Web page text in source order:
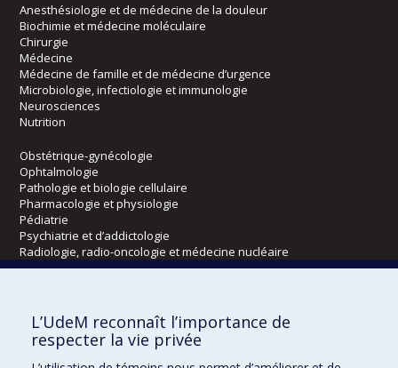
Anesthésiologie et de médecine de la douleur
Biochimie et médecine moléculaire
Chirurgie
Médecine
Médecine de famille et de médecine d’urgence
Microbiologie, infectiologie et immunologie
Neurosciences
Nutrition
Obstétrique-gynécologie
Ophtalmologie
Pathologie et biologie cellulaire
Pharmacologie et physiologie
Pédiatrie
Psychiatrie et d’addictologie
Radiologie, radio-oncologie et médecine nucléaire
Écoles
Kinésiologie et des sciences de l’activité physique
Orthophonie et audiologie
L’UdeM reconnaît l’importance de
respecter la vie privée